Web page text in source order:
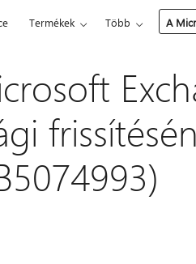
Termékek Több A